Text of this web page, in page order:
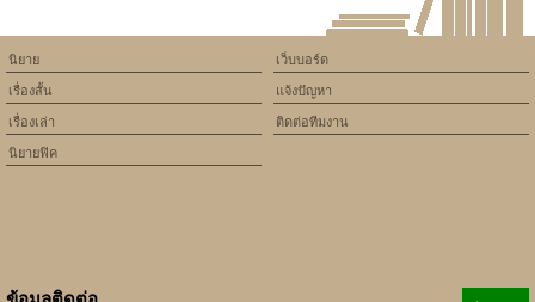
เว็บบอร์ด
แจ้งปัญหา
ติดต่อทีมงาน
นิยาย
เรื่องสั้น
เรื่องเล่า
นิยายฟิค